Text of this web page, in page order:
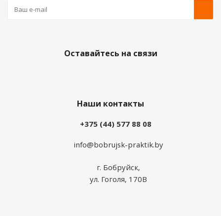
Оставайтесь на связи
Наши контакты
+375 (44) 577 88 08
info@bobrujsk-praktik.by
г. Бобруйск,
ул. Гоголя, 170В